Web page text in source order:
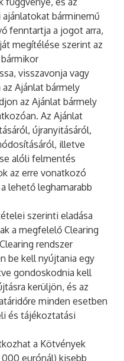
bárminemű
fenntartja a jogot arra,
megítélése szerint az
visszavonja vagy
Ajánlat bármely
az Ajánlat bármely
Az Ajánlat
újranyitásáról,
illetve
alóli felmentés
az erre vonatkozó
lehető leghamarabb
szerinti eladása
a megfelelő Clearing
rendszer
be kell nyújtania egy
gondoskodnia kell
kerüljön, és az
minden esetben
és tájékoztatási
a Kötvények
eurónál) kisebb